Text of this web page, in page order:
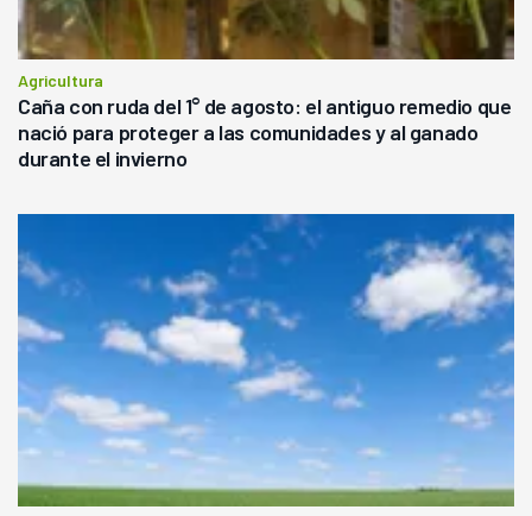
Agricultura
Caña con ruda del 1° de agosto: el antiguo remedio que
nació para proteger a las comunidades y al ganado
durante el invierno